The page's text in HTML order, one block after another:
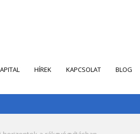
HÍREK KAPCSOLAT BLOG